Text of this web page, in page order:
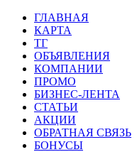
ГЛАВНАЯ
КАРТА
ТГ
ОБЪЯВЛЕНИЯ
КОМПАНИИ
ПРОМО
БИЗНЕС-ЛЕНТА
СТАТЬИ
АКЦИИ
ОБРАТНАЯ СВЯЗЬ
БОНУСЫ